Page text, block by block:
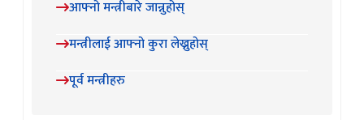
आफ्नो मन्त्रीबारे जान्नुहोस्
मन्त्रीलाई आफ्नो कुरा लेख्नुहोस्
पूर्व मन्त्रीहरु